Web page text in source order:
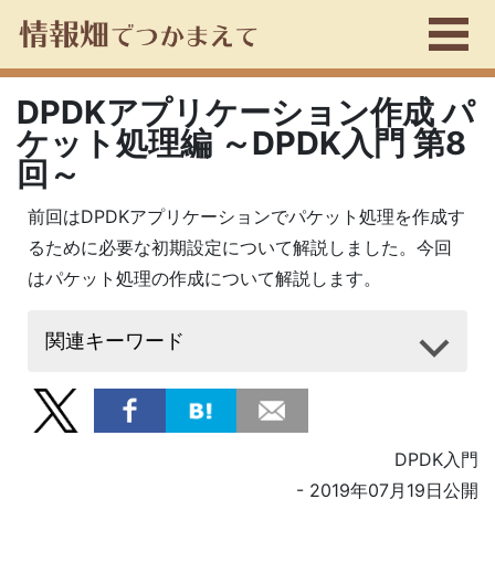
DPDKアプリケーション作成 パ
ケット処理編 ～DPDK入門 第8
回～
前回はDPDKアプリケーションでパケット処理を作成す
るために必要な初期設定について解説しました。今回
はパケット処理の作成について解説します。
関連キーワード
DPDK入門
- 2019年07月19日公開